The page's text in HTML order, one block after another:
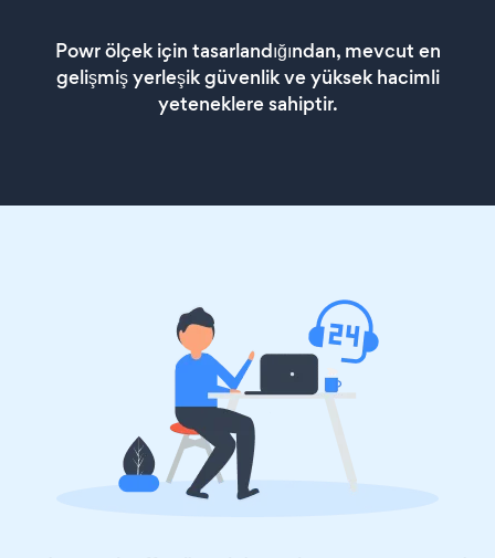
Powr ölçek için tasarlandığından, mevcut en
gelişmiş yerleşik güvenlik ve yüksek hacimli
yeteneklere sahiptir.